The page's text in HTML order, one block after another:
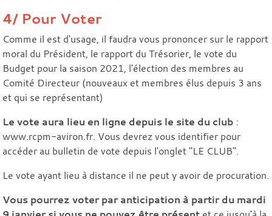
4/ Pour Voter
Comme il est d'usage, il faudra vous prononcer sur le rapport
moral du Président, le rapport du Trésorier, le vote du
Budget pour la saison 2021, l'élection des membres au
Comité Directeur (nouveaux et membres élus depuis 3 ans
et qui se représentant)
Le vote aura lieu en ligne depuis le site du club :
www.rcpm-aviron.fr. Vous devrez vous identifier pour
accéder au bulletin de vote depuis l'onglet "LE CLUB".
Le vote ayant lieu à distance il ne peut y avoir de procuration.
Vous pourrez voter par anticipation à partir du mardi